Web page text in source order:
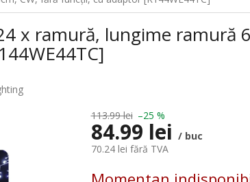
x ramură, lungime ramură
113.99 lei –25 %
84.99 lei / buc
70.24 lei fără TVA